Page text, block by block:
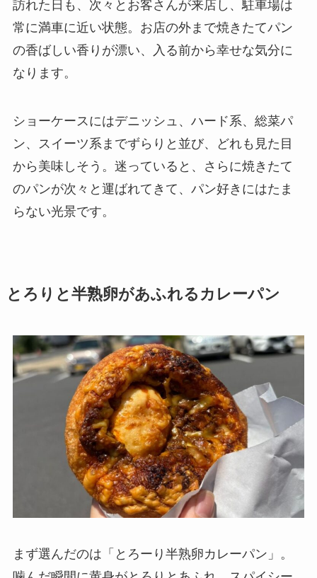
訪れた日も、次々とお客さんが来店し、駐車場は
常に満車に近い状態。お店の外まで焼きたてパン
の香ばしい香りが漂い、入る前から幸せな気分に
なります。
ショーケースにはデニッシュ、ハード系、総菜パ
ン、スイーツ系までずらりと並び、どれも見た目
から美味しそう。迷っていると、さらに焼きたて
のパンが次々と運ばれてきて、パン好きにはたま
らない光景です。
とろりと半熟卵があふれるカレーパン
まず選んだのは「とろーり半熟卵カレーパン」。